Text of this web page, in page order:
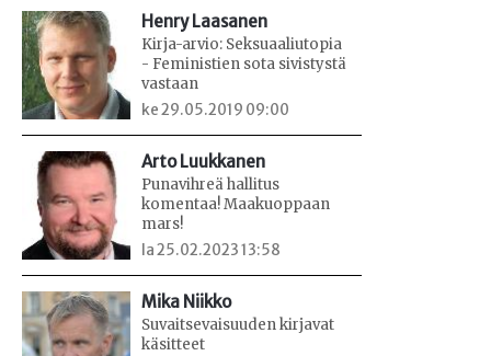
Henry Laasanen
Kirja-arvio: Seksuaaliutopia
- Feministien sota sivistystä
vastaan
ke 29.05.2019 09:00
Arto Luukkanen
Punavihreä hallitus
komentaa! Maakuoppaan
mars!
la 25.02.2023 13:58
Mika Niikko
Suvaitsevaisuuden kirjavat
käsitteet